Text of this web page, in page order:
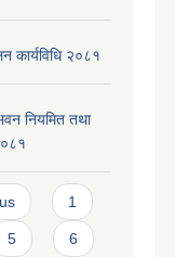
कार्यविधि २०८१
भवन नियमित तथा
1
5 6